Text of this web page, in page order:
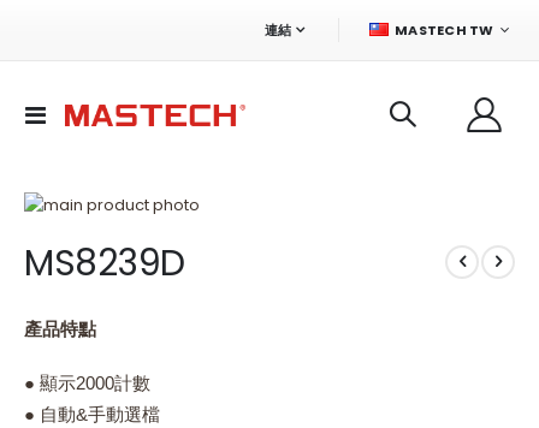
連結
語
MASTECH TW
切
Skip
the
end
the
gallery
to
the
of
images
gallery
MS8239D
產品特點
● 顯示2000計數
● 自動&手動選檔